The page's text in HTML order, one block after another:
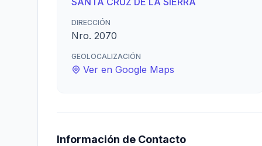
DIRECCIÓN
Nro. 2070
GEOLOCALIZACIÓN
Ver en Google Maps
Información de Contacto